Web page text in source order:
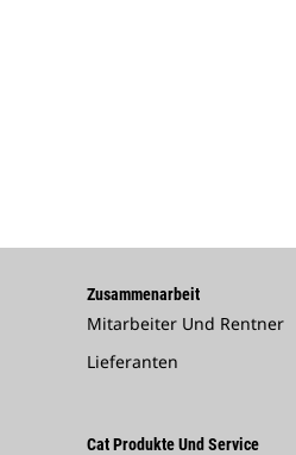
Zusammenarbeit
Mitarbeiter Und Rentner
Lieferanten
Cat Produkte Und Service